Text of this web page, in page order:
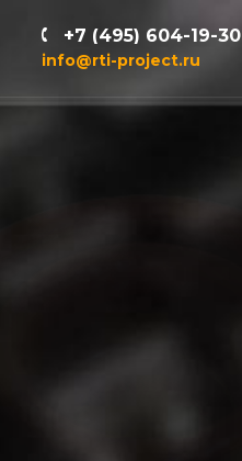
+7 (495) 604-19-30
info@rti-project.ru